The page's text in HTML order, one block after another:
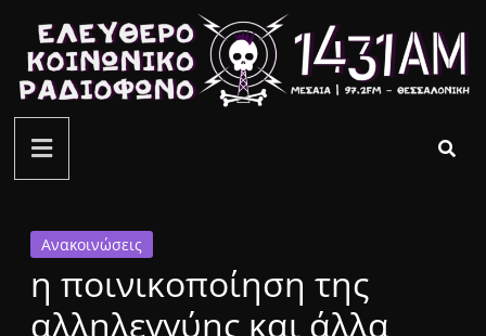
περιεχόμενο
ελεύθερο
κοινωνικό
ραδιόφωνο
1431AM
Ανακοινώσεις
η ποινικοποίηση της
αλληλεγγύης και άλλα